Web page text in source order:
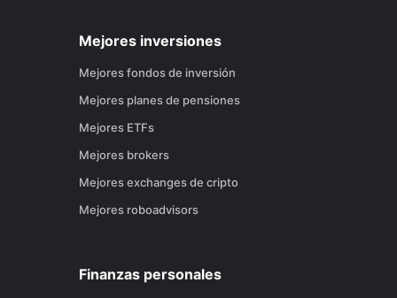
Mejores inversiones
Mejores fondos de inversión
Mejores planes de pensiones
Mejores ETFs
Mejores brokers
Mejores exchanges de cripto
Mejores roboadvisors
Finanzas personales